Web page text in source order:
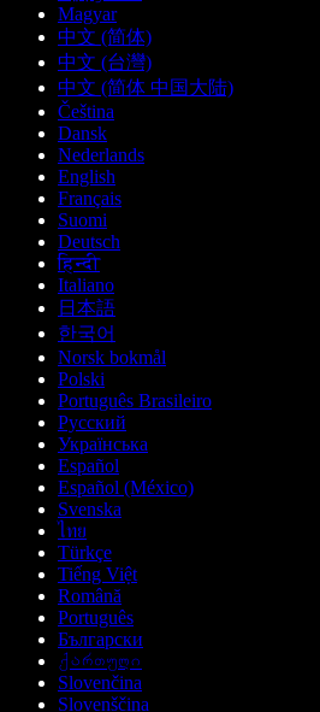
Magyar
中文 (简体)
中文 (台灣)
中文 (简体 中国大陆)
Čeština
Dansk
Nederlands
English
Français
Suomi
Deutsch
हिन्दी
Italiano
日本語
한국어
Norsk bokmål
Polski
Português Brasileiro
Русский
Українська
Español
Español (México)
Svenska
ไทย
Türkçe
Tiếng Việt
Română
Português
Български
ქართული
Slovenčina
Slovenščina